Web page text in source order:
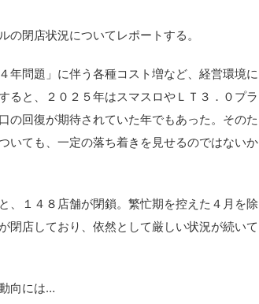
閉店状況についてレポートする。
年問題」に伴う各種コスト増など、経営環境に
ると、２０２５年はスマスロやＬＴ３．０プラ
の回復が期待されていた年でもあった。そのた
いても、一定の落ち着きを見せるのではないか
、１４８店舗が閉鎖。繁忙期を控えた４月を除
閉店しており、依然として厳しい状況が続いて
向には…